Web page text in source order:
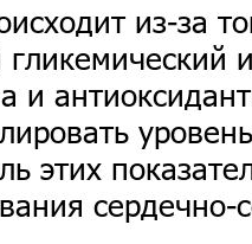
из-за
и
этих
сердечно-